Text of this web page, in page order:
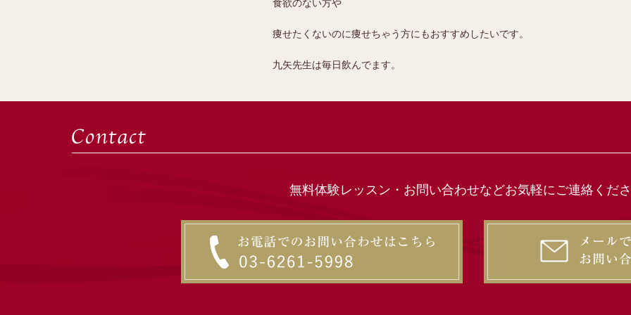
食欲のない方や
痩せたくないのに痩せちゃう方にもおすすめしたいです。
九矢先生は毎日飲んでます。
無料体験レッスン・お問い合わせなどお気軽にご連絡くだ